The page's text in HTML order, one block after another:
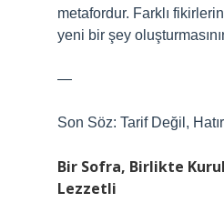
metafordur. Farklı
yeni bir şey
—
Son Söz: Tarif Değil,
Bir Sofra, Birlikte
Lezzetli